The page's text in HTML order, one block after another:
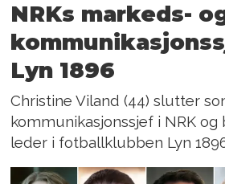
NRKs markeds-
Lyn 1896
Christine Viland (44) slutter
kommunikasjonssjef i NRK og
leder i fotballklubben Lyn